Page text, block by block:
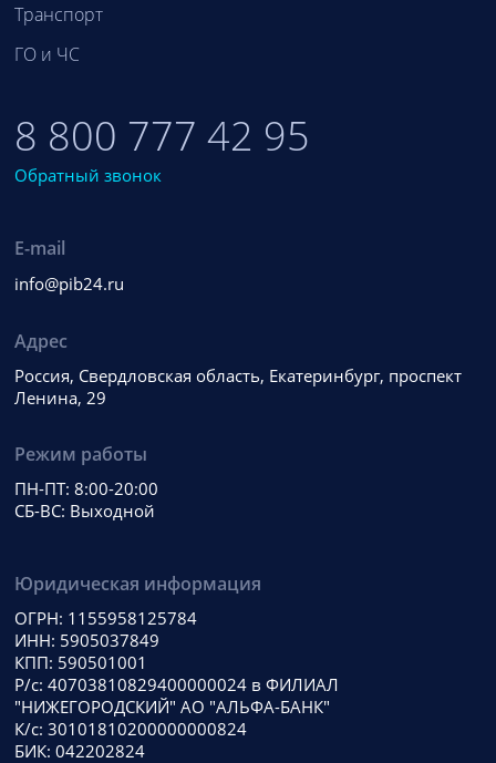
Транспорт
ГО и ЧС
8 800 777 42 95
Обратный звонок
E-mail
info@pib24.ru
Адрес
Россия, Свердловская область, Екатеринбург, проспект
Ленина, 29
Режим работы
ПН-ПТ: 8:00-20:00
СБ-ВС: Выходной
Юридическая информация
ОГРН: 1155958125784
ИНН: 5905037849
КПП: 590501001
Р/с: 40703810829400000024 в ФИЛИАЛ
"НИЖЕГОРОДСКИЙ" АО "АЛЬФА-БАНК"
К/с: 30101810200000000824
БИК: 042202824